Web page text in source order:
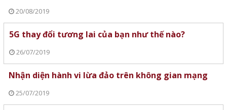
20/08/2019
5G thay đổi tương lai của bạn như thế nào?
26/07/2019
Nhận diện hành vi lừa đảo trên không gian mạng
25/07/2019